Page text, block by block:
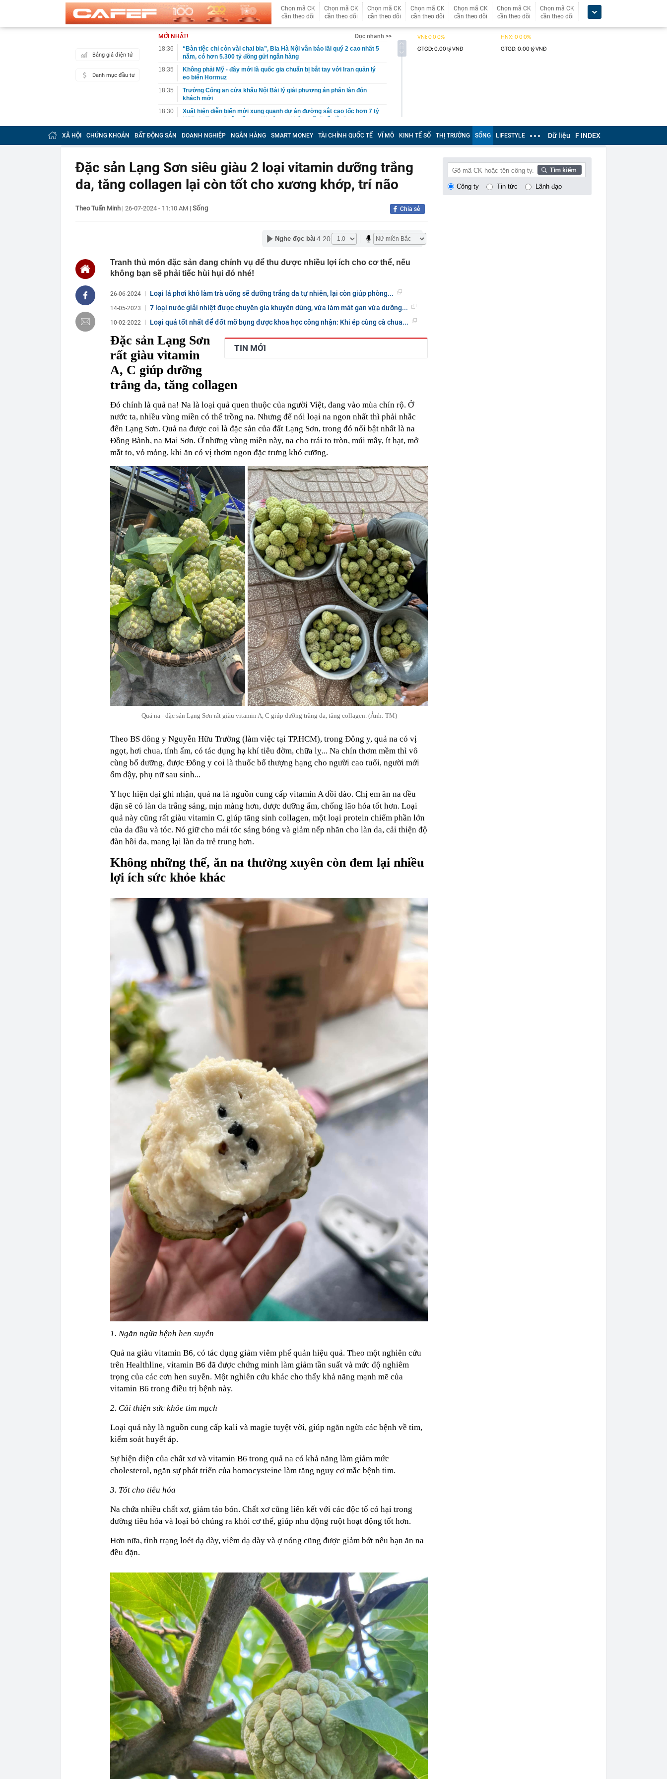
Chọn mã CK
cần theo dõi
Chọn mã CK
cần theo dõi
Chọn mã CK
cần theo dõi
Chọn mã CK
cần theo dõi
Chọn mã CK
cần theo dõi
Chọn mã CK
cần theo dõi
Chọn mã CK
cần theo dõi
Bảng giá điện tử
Danh mục đầu tư
MỚI NHẤT!
Đọc nhanh >>
18:36
“Bàn tiệc chỉ còn vài chai bia”, Bia Hà Nội vẫn báo lãi quý 2 cao nhất 5
năm, có hơn 5.300 tỷ đồng gửi ngân hàng
18:35
Không phải Mỹ - đây mới là quốc gia chuẩn bị bắt tay với Iran quản lý
eo biển Hormuz
18:35
Trưởng Công an cửa khẩu Nội Bài lý giải phương án phân làn đón
khách mới
18:30
Xuất hiện diễn biến mới xung quanh dự án đường sắt cao tốc hơn 7 tỷ
USD do Trung Quốc đầu tư: Khoản nợ khủng sẽ đi về đâu?
18:28
Sắc đỏ bao trùm, cổ phiếu Hoá chất Đức Giang vẫn tăng kịch trần
18:27
Sao nữ mất 2,7 tỷ vì đầu tư chứng khoán, tuyên bố phá sản và phải
18:26
Bất ngờ: Huấn Hoa Hồng từng là Chủ tịch công ty bất động sản với
slogan nổi tiếng “có làm thì mới có ăn”
18:26
Vì sao nhiều gia đình ngày càng thích dùng máy sấy quần áo?
doanh phục vụ khách quốc tế
18:05
Vì sao bạn chăm chỉ nhưng tiền vẫn chưa nhiều? Tháng 8, 3 con giáp
Thừa kế ngôi nhà cũ, người đàn ông phát hiện 100 kg vàng giấu khắp
18:01
Tin vui: Khách Việt đến quốc gia này có thể tích điểm, điểm đổi được
vé tham quan, quà tặng
đôn đốc tiến độ các dự án trọng điểm
18:00
Hà Nội triển khai thi hành quy định bảo vệ dữ liệu cá nhân
17:53
XSMN 6/8 - Kết quả XSMN hôm nay thứ Năm ngày 6/8/2026
hàng số lượng lớn
17:44
Quy định chuyển tiếp về xét thăng hạng viên chức từ 1/7/2026
17:38
Công an kiểm tra phòng trọ lúc 0 giờ 30 phút, bắt tạm giam Nguyễn
Văn Điệp SN 1995
17:32
Một cổ phiếu bị tự doanh CTCK bán ròng 200 tỷ đồng trong phiên Index
17:30
Công ty mẹ TikTok cấm nhân viên sao chép AI Mỹ, chấp nhận đi sau
đối thủ: Nguyên do là vì ứng dụng này
XÃ HỘI CHỨNG KHOÁN BẤT ĐỘNG SẢN DOANH NGHIỆP NGÂN HÀNG SMART MONEY TÀI CHÍNH QUỐC TẾ VĨ MÔ KINH TẾ SỐ THỊ TRƯỜNG SỐNG LIFESTYLE Dữ liệu F INDEX
Đặc sản Lạng Sơn siêu giàu 2 loại vitamin dưỡng trắng
da, tăng collagen lại còn tốt cho xương khớp, trí não
Theo Tuấn Minh | 26-07-2024 - 11:10 AM | Sống Chia sẻ
Nghe đọc bài 4:20
Tranh thủ món đặc sản đang chính vụ để thu được nhiều lợi ích cho cơ thể, nếu
không bạn sẽ phải tiếc hùi hụi đó nhé!
26-06-2024 Loại lá phơi khô làm trà uống sẽ dưỡng trắng da tự nhiên, lại còn giúp phòng...
14-05-2023 7 loại nước giải nhiệt được chuyên gia khuyên dùng, vừa làm mát gan vừa dưỡng...
10-02-2022 Loại quả tốt nhất để đốt mỡ bụng được khoa học công nhận: Khi ép cùng cà chua...
TIN MỚI
Đặc sản Lạng Sơn
rất giàu vitamin
A, C giúp dưỡng
trắng da, tăng collagen
Đó chính là quả na! Na là loại quả quen thuộc của người Việt, đang vào mùa chín rộ. Ở
nước ta, nhiều vùng miền có thể trồng na. Nhưng để nói loại na ngon nhất thì phải nhắc
đến Lạng Sơn. Quả na được coi là đặc sản của đất Lạng Sơn, trong đó nổi bật nhất là na
Đồng Bành, na Mai Sơn. Ở những vùng miền này, na cho trái to tròn, múi mẩy, ít hạt, mở
mắt to, vỏ mỏng, khi ăn có vị thơm ngon đặc trưng khó cưỡng.
Quả na - đặc sản Lạng Sơn rất giàu vitamin A, C giúp dưỡng trắng da, tăng collagen. (Ảnh: TM)
Theo BS đông y Nguyễn Hữu Trường (làm việc tại TP.HCM), trong Đông y, quả na có vị
ngọt, hơi chua, tính ấm, có tác dụng hạ khí tiêu đờm, chữa lỵ... Na chín thơm mềm thì vô
cùng bổ dưỡng, được Đông y coi là thuốc bổ thượng hạng cho người cao tuổi, người mới
ốm dậy, phụ nữ sau sinh...
Y học hiện đại ghi nhận, quả na là nguồn cung cấp vitamin A dồi dào. Chị em ăn na đều
đặn sẽ có làn da trắng sáng, mịn màng hơn, được dưỡng ẩm, chống lão hóa tốt hơn. Loại
quả này cũng rất giàu vitamin C, giúp tăng sinh collagen, một loại protein chiếm phần lớn
của da đầu và tóc. Nó giữ cho mái tóc sáng bóng và giảm nếp nhăn cho làn da, cải thiện độ
đàn hồi da, mang lại làn da trẻ trung hơn.
Không những thế, ăn na thường xuyên còn đem lại nhiều
lợi ích sức khỏe khác
1. Ngăn ngừa bệnh hen suyễn
Quả na giàu vitamin B6, có tác dụng giảm viêm phế quản hiệu quả. Theo một nghiên cứu
trên Healthline, vitamin B6 đã được chứng minh làm giảm tần suất và mức độ nghiêm
trọng của các cơn hen suyễn. Một nghiên cứu khác cho thấy khả năng mạnh mẽ của
vitamin B6 trong điều trị bệnh này.
2. Cải thiện sức khỏe tim mạch
Loại quả này là nguồn cung cấp kali và magie tuyệt vời, giúp ngăn ngừa các bệnh về tim,
kiểm soát huyết áp.
Sự hiện diện của chất xơ và vitamin B6 trong quả na có khả năng làm giảm mức
cholesterol, ngăn sự phát triển của homocysteine làm tăng nguy cơ mắc bệnh tim.
3. Tốt cho tiêu hóa
Na chứa nhiều chất xơ, giảm táo bón. Chất xơ cũng liên kết với các độc tố có hại trong
đường tiêu hóa và loại bỏ chúng ra khỏi cơ thể, giúp nhu động ruột hoạt động tốt hơn.
Hơn nữa, tình trạng loét dạ dày, viêm dạ dày và ợ nóng cũng được giảm bớt nếu bạn ăn na
đều đặn.
Công ty Tin tức Lãnh đạo